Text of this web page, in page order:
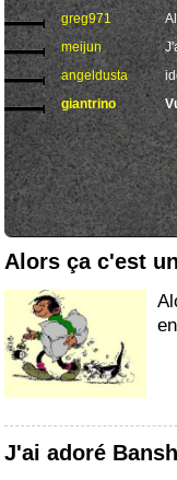
greg971
meijun
angeldusta
giantrino
Alors ça c'est
J'ai adoré